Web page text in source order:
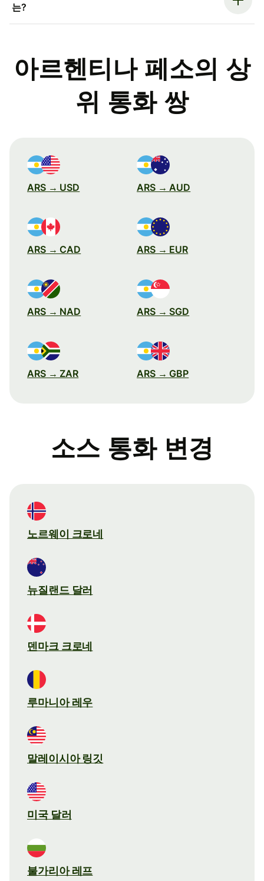
는?
아르헨티나 페소의 상
위 통화 쌍
ARS → USD ARS → AUD
ARS → CAD ARS → EUR
ARS → NAD ARS → SGD
ARS → ZAR ARS → GBP
소스 통화 변경
노르웨이 크로네
뉴질랜드 달러
덴마크 크로네
루마니아 레우
말레이시아 링깃
미국 달러
불가리아 레프